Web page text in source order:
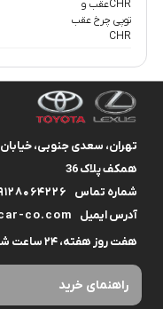
تهران، سعدی جنوبی، خیابان
همکف پلاک 36
شماره تماس
آدرس ایمیل
co.com
هفت روز هفته، ۲۴ ساعت شبانه‌روز پاسخگوی شما هستیم.
راهنمای خرید